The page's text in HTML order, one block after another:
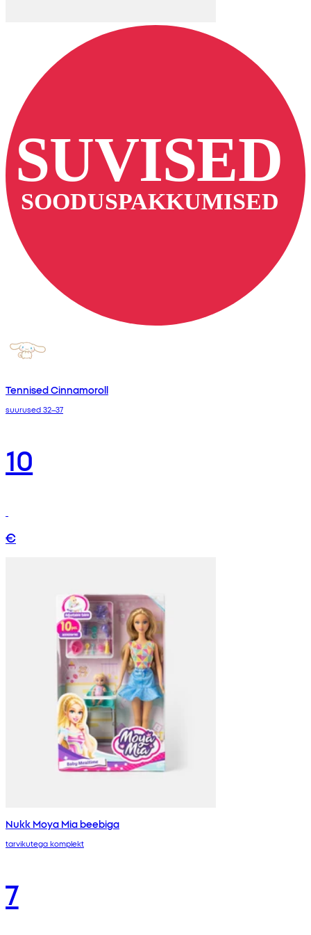
Tennised Cinnamoroll
suurused 32–37
10
€
Nukk Moya Mia beebiga
tarvikutega komplekt
7